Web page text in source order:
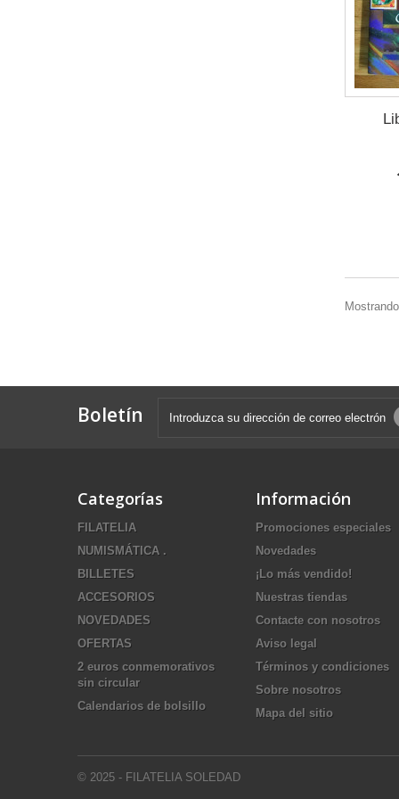
Boletín
Categorías
FILATELIA
NUMISMÁTICA .
BILLETES
ACCESORIOS
NOVEDADES
OFERTAS
2 euros conmemorativos
sin circular
Calendarios de bolsillo
Información
Promociones especiales
Novedades
¡Lo más vendido!
Nuestras tiendas
Contacte con nosotros
Aviso legal
Términos y condiciones
Sobre nosotros
Mapa del sitio
© 2025 - FILATELIA SOLEDAD